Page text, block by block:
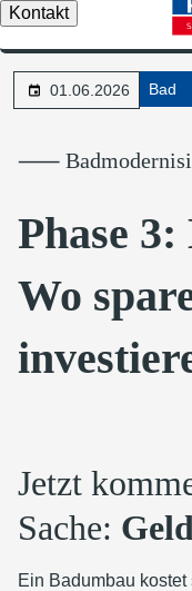
Kontakt
01.06.2026 Bad
⸺
Phase
Wo
Jetzt
Sache:
Ein Badumbau